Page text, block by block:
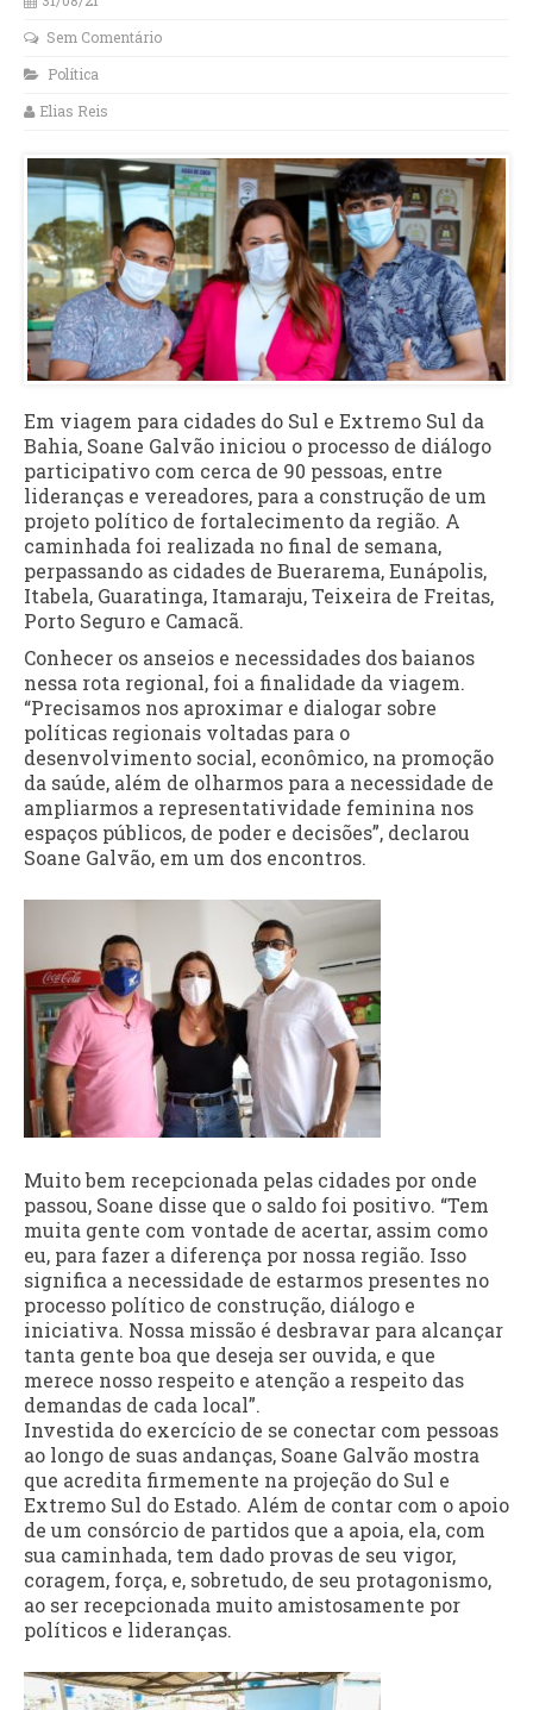
Sem Comentário
Política
Elias Reis
Em viagem para cidades do Sul e Extremo Sul da
Bahia, Soane Galvão iniciou o processo de diálogo
participativo com cerca de 90 pessoas, entre
lideranças e vereadores, para a construção de um
projeto político de fortalecimento da região. A
caminhada foi realizada no final de semana,
perpassando as cidades de Buerarema, Eunápolis,
Itabela, Guaratinga, Itamaraju, Teixeira de Freitas,
Porto Seguro e Camacã.
Conhecer os anseios e necessidades dos baianos
nessa rota regional, foi a finalidade da viagem.
“Precisamos nos aproximar e dialogar sobre
políticas regionais voltadas para o
desenvolvimento social, econômico, na promoção
da saúde, além de olharmos para a necessidade de
ampliarmos a representatividade feminina nos
espaços públicos, de poder e decisões”, declarou
Soane Galvão, em um dos encontros.
Muito bem recepcionada pelas cidades por onde
passou, Soane disse que o saldo foi positivo. “Tem
muita gente com vontade de acertar, assim como
eu, para fazer a diferença por nossa região. Isso
significa a necessidade de estarmos presentes no
processo político de construção, diálogo e
iniciativa. Nossa missão é desbravar para alcançar
tanta gente boa que deseja ser ouvida, e que
merece nosso respeito e atenção a respeito das
demandas de cada local”.
Investida do exercício de se conectar com pessoas
ao longo de suas andanças, Soane Galvão mostra
que acredita firmemente na projeção do Sul e
Extremo Sul do Estado. Além de contar com o apoio
de um consórcio de partidos que a apoia, ela, com
sua caminhada, tem dado provas de seu vigor,
coragem, força, e, sobretudo, de seu protagonismo,
ao ser recepcionada muito amistosamente por
políticos e lideranças.